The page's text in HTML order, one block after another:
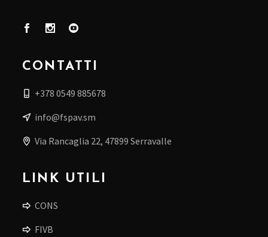
CONTATTI
+378 0549 885678
info@fspav.sm
Via Rancaglia 22, 47899 Serravalle
LINK UTILI
CONS
FIVB